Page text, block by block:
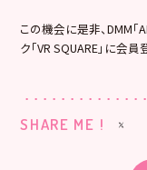
この機会に是非、DMM「
ク「VR SQUARE」に会
SHARE ME !